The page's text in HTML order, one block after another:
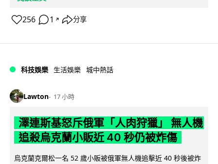
256 1 ↗ 分享
科技娛樂 生活娛樂 城中熱話
Lawton 17 小時
澤連斯基怒斥俄軍「人肉狩獵」 無人機
追殺烏克蘭小販近 40 秒仍被炸傷
烏克蘭克爾松一名 52 歲小販被俄軍無人機追擊近 40 秒後被炸